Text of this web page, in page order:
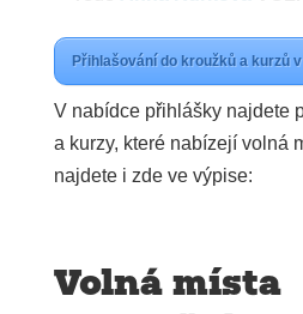
Přihlašování do kroužků a kurzů
V nabídce přihlášky najdete
a kurzy, které nabízejí volná
najdete i zde ve výpise:
Volná místa